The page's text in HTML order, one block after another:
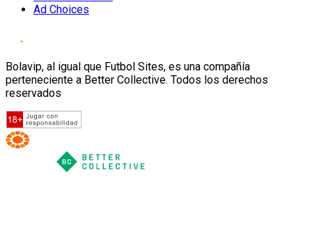
Ad Choices
Bolavip, al igual que Futbol Sites, es una compañía
perteneciente a Better Collective. Todos los derechos
reservados